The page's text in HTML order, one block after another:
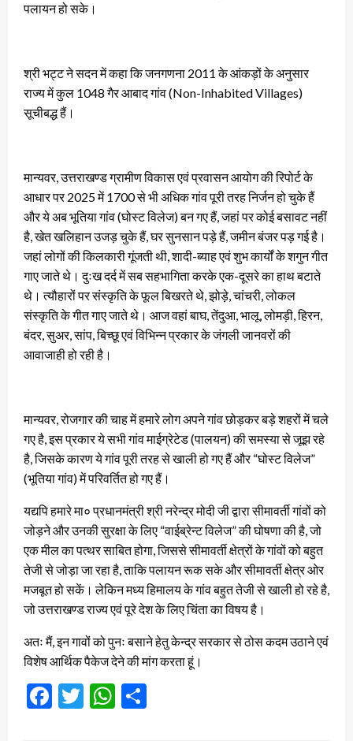
पलायन हो सके।
श्री भट्ट ने सदन में कहा कि जनगणना 2011 के आंकड़ों के अनुसार
राज्य में कुल 1048 गैर आबाद गांव (Non-Inhabited Villages)
सूचीबद्ध हैं।
मान्यवर, उत्तराखण्ड ग्रामीण विकास एवं प्रवासन आयोग की रिपोर्ट के
आधार पर 2025 में 1700 से भी अधिक गांव पूरी तरह निर्जन हो चुके हैं
और ये अब भूतिया गांव (घोस्ट विलेज) बन गए हैं, जहां पर कोई बसावट नहीं
है, खेत खलिहान उजड़ चुके हैं, घर सुनसान पड़े हैं, जमीन बंजर पड़ गई है।
जहां लोगों की किलकारी गूंजती थी, शादी-ब्याह एवं शुभ कार्यों के शगुन गीत
गाए जाते थे। दुःख दर्द में सब सहभागिता करके एक-दूसरे का हाथ बटाते
थे। त्यौहारों पर संस्कृति के फूल बिखरते थे, झोड़े, चांचरी, लोकल
संस्कृति के गीत गाए जाते थे। आज वहां बाघ, तेंदुआ, भालू, लोमड़ी, हिरन,
बंदर, सुअर, सांप, बिच्छू एवं विभिन्न प्रकार के जंगली जानवरों की
आवाजाही हो रही है।
मान्यवर, रोजगार की चाह में हमारे लोग अपने गांव छोड़कर बड़े शहरों में चले
गए है, इस प्रकार ये सभी गांव माईग्रेटेड (पालयन) की समस्या से जूझ रहे
है, जिसके कारण ये गांव पूरी तरह से खाली हो गए हैं और “घोस्ट विलेज”
(भूतिया गांव) में परिवर्तित हो गए हैं।
यद्यपि हमारे मा० प्रधानमंत्री श्री नरेन्द्र मोदी जी द्वारा सीमावर्ती गांवों को
जोड़ने और उनकी सुरक्षा के लिए “वाईब्रेन्ट विलेज” की घोषणा की है, जो
एक मील का पत्थर साबित होगा, जिससे सीमावर्ती क्षेत्रों के गांवों को बहुत
तेजी से जोड़ा जा रहा है, ताकि पलायन रूक सके और सीमावर्ती क्षेत्र ओर
मजबूत हो सकें। लेकिन मध्य हिमालय के गांव बहुत तेजी से खाली हो रहे है,
जो उत्तराखण्ड राज्य एवं पूरे देश के लिए चिंता का विषय है।
अतः मैं, इन गावों को पुनः बसाने हेतु केन्द्र सरकार से ठोस कदम उठाने एवं
विशेष आर्थिक पैकेज देने की मांग करता हूं।
Facebook
TwitterWhatsApp